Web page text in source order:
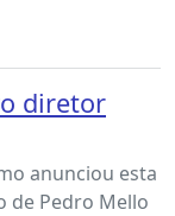
diretor
anunciou esta
de Pedro Mello